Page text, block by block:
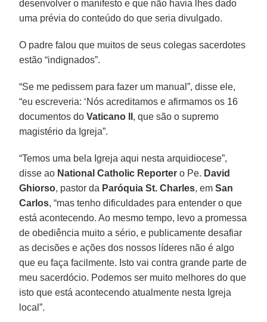
desenvolver o manifesto e que não havia lhes dado
uma prévia do conteúdo do que seria divulgado.
O padre falou que muitos de seus colegas sacerdotes
estão “indignados”.
“Se me pedissem para fazer um manual”, disse ele,
“eu escreveria: ‘Nós acreditamos e afirmamos os 16
documentos doVaticano II , que são o supremo
magistério da Igreja”.
“Temos uma bela Igreja aqui nesta arquidiocese”,
disse ao National Catholic Reporter o Pe. David
Ghiorso, pastor da Paróquia St. Charles, emSan
Carlos, “mas tenho dificuldades para entender o que
está acontecendo. Ao mesmo tempo, levo a promessa
de obediência muito a sério, e publicamente desafiar
as decisões e ações dos nossos líderes não é algo
que eu faça facilmente. Isto vai contra grande parte de
meu sacerdócio. Podemos ser muito melhores do que
isto que está acontecendo atualmente nesta Igreja
local”.